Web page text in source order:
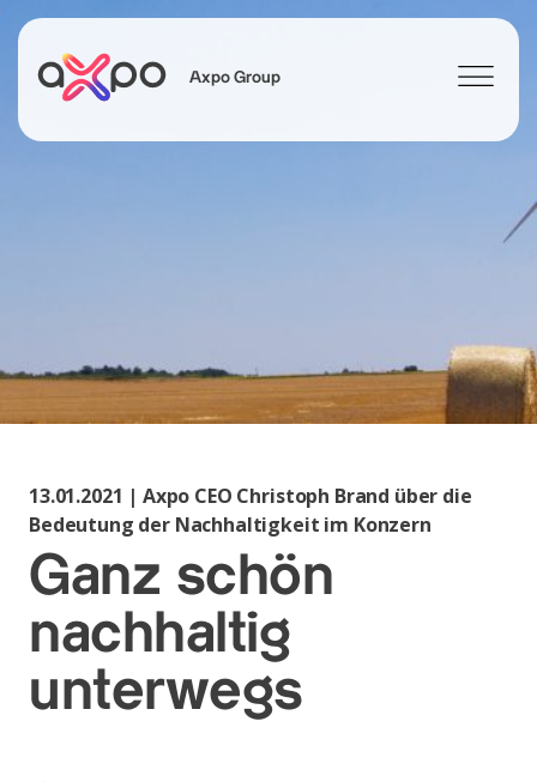
Axpo Group
13.01.2021 | Axpo CEO Christoph Brand über die
Bedeutung der Nachhaltigkeit im Konzern
Ganz schön
nachhaltig
unterwegs